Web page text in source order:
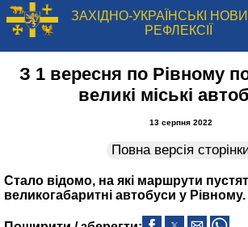
ЗАХІДНО-УКРАЇНСЬКІ
РЕФЛЕКСІЇ
З 1 вересня по Рівному
великі міські
13 серпня 2022
Повна версія
Стало відомо, на які маршрути
великогабаритні автобуси у Рівному.